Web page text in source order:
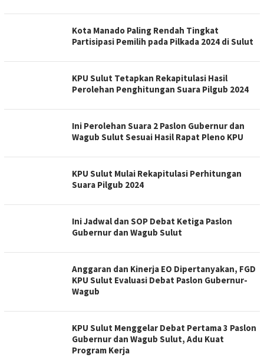
Kota Manado Paling Rendah Tingkat
Partisipasi Pemilih pada Pilkada 2024 di Sulut
KPU Sulut Tetapkan Rekapitulasi Hasil
Perolehan Penghitungan Suara Pilgub 2024
Ini Perolehan Suara 2 Paslon Gubernur dan
Wagub Sulut Sesuai Hasil Rapat Pleno KPU
KPU Sulut Mulai Rekapitulasi Perhitungan
Suara Pilgub 2024
Ini Jadwal dan SOP Debat Ketiga Paslon
Gubernur dan Wagub Sulut
Anggaran dan Kinerja EO Dipertanyakan, FGD
KPU Sulut Evaluasi Debat Paslon Gubernur-
Wagub
KPU Sulut Menggelar Debat Pertama 3 Paslon
Gubernur dan Wagub Sulut, Adu Kuat
Program Kerja